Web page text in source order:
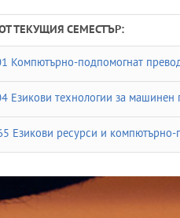
ТЕКУЩИЯ СЕМЕСТЪР:
Компютърно-подпомогнат
Езикови технологии за машинен
Езикови ресурси и